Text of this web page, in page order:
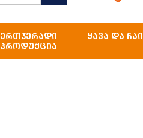
ᲔᲠᲗᲯᲔᲠᲐᲓᲘ
ᲞᲠᲝᲓᲣᲥᲪᲘᲐ
ᲧᲐᲕᲐ ᲓᲐ ᲩᲐᲘ